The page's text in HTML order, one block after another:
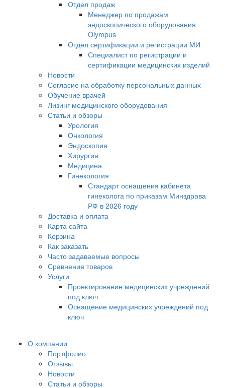
Отдел продаж
Менеджер по продажам
эндоскопического оборудования
Olympus
Отдел сертификации и регистрации МИ
Специалист по регистрации и
сертификации медицинских изделий
Новости
Согласие на обработку персональных данных
Обучение врачей
Лизинг медицинского оборудования
Статьи и обзоры
Урология
Онкология
Эндоскопия
Хирургия
Медицина
Гинекология
Стандарт оснащения кабинета
гинеколога по приказам Минздрава
РФ в 2026 году
Доставка и оплата
Карта сайта
Корзина
Как заказать
Часто задаваемые вопросы
Сравнение товаров
Услуги
Проектирование медицинских учреждений
под ключ
Оснащение медицинских учреждений под
ключ
О компании
Портфолио
Отзывы
Новости
Статьи и обзоры